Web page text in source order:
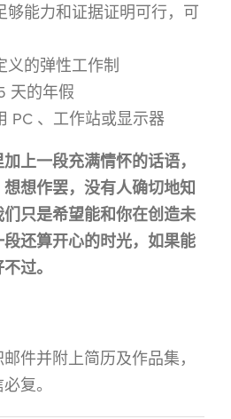
够能力和证据证明可行，可
义的弹性工作制
天的年假
PC 、工作站或显示器
上一段充满情怀的话语，
想作罢，没有人确切地知
只是希望能和你在创造未
还算开心的时光，如果能
过。
件并附上简历及作品集，
复。